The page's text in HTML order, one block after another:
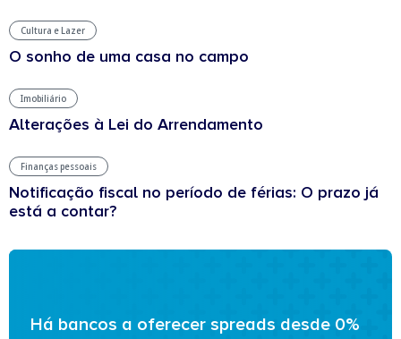
Cultura e Lazer
O sonho de uma casa no campo
Imobiliário
Alterações à Lei do Arrendamento
Finanças pessoais
Notificação fiscal no período de férias: O prazo já
está a contar?
Há bancos a oferecer spreads desde 0%